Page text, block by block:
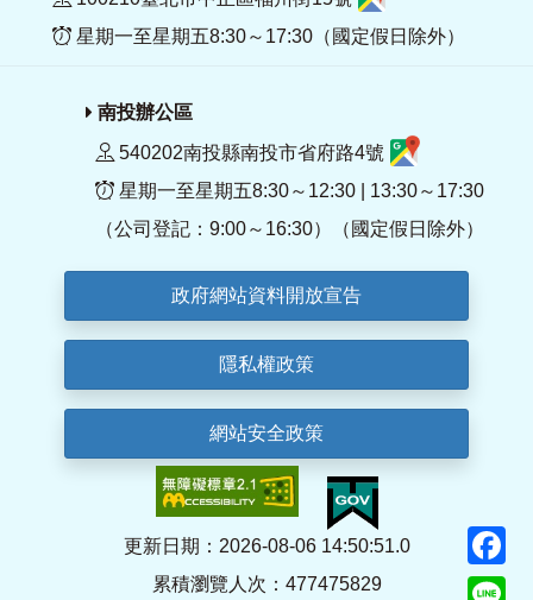
星期一至星期五8:30～17:30（國定假日除外）
南投辦公區
540202南投縣南投市省府路4號
星期一至星期五8:30～12:30 | 13:30～17:30
（公司登記：9:00～16:30）（國定假日除外）
政府網站資料開放宣告
隱私權政策
網站安全政策
更新日期：2026-08-06 14:50:51.0
累積瀏覽人次：477475829